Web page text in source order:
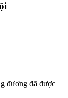
đương đã được